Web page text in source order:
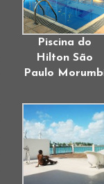
Piscina do
Hilton São
Paulo